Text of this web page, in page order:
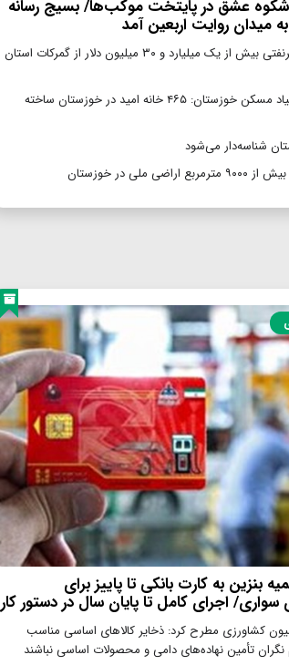
شکوه عشق در پایتخت موکب‌ها/ بسیج رسانه
میدان روایت اربعین آمد
صادرات غیرنفتی بیش از یک میلیارد و ۳۰ میلیون دلار از گمرکات استان
مدیر کل بنیاد مسکن خوزستان: ۴۶۵ خانه امید در خوزستان ساخته
شناسه‌دار می‌شود
ملی در خوزستان
بنزین به کارت بانکی تا پاییز برای
اجرای کامل تا پایان سال در دستور کار
کشاورزی مطرح کرد: ذخایر کالاهای اساسی مناسب
تأمین نهاده‌های دامی و محصولات اساسی نباشند